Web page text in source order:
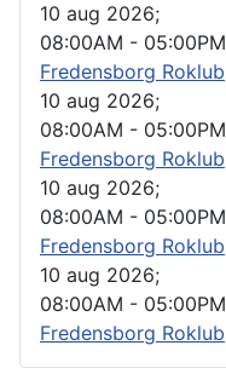
10 aug 2026;
08:00AM - 05:00PM
Fredensborg Roklub
10 aug 2026;
08:00AM - 05:00PM
Fredensborg Roklub
10 aug 2026;
08:00AM - 05:00PM
Fredensborg Roklub
10 aug 2026;
08:00AM - 05:00PM
Fredensborg Roklub